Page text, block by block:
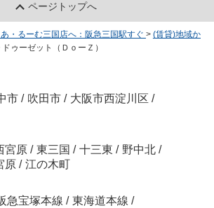
ページトップへ
・るーむ三国店へ：阪急三国駅すぐ > (賃貸)地域か
ドゥーゼット（ＤｏーＺ）
市 / 吹田市 / 大阪市西淀川区 /
宮原 / 東三国 / 十三東 / 野中北 /
原 / 江の木町
急宝塚本線 / 東海道本線 /